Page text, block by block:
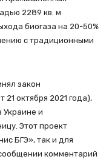
2289 кв. м
биогаза на 20-50%
с традиционными
закон
октября 2021 года),
Украине и
Этот проект
БГЭ», так и для
комментарий